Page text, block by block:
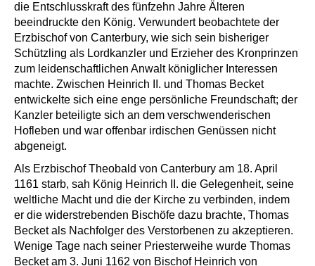
die Entschlusskraft des fünfzehn Jahre Älteren
beeindruckte den König. Verwundert beobachtete der
Erzbischof von Canterbury, wie sich sein bisheriger
Schützling als Lordkanzler und Erzieher des Kronprinzen
zum leidenschaftlichen Anwalt königlicher Interessen
machte. Zwischen Heinrich II. und Thomas Becket
entwickelte sich eine enge persönliche Freundschaft; der
Kanzler beteiligte sich an dem verschwenderischen
Hofleben und war offenbar irdischen Genüssen nicht
abgeneigt.
Als Erzbischof Theobald von Canterbury am 18. April
1161 starb, sah König Heinrich II. die Gelegenheit, seine
weltliche Macht und die der Kirche zu verbinden, indem
er die widerstrebenden Bischöfe dazu brachte, Thomas
Becket als Nachfolger des Verstorbenen zu akzeptieren.
Wenige Tage nach seiner Priesterweihe wurde Thomas
Becket am 3. Juni 1162 von Bischof Heinrich von